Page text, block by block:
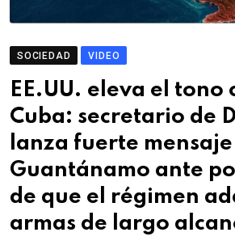
SOCIEDAD VIDEO
EE.UU. eleva el tono
Cuba: secretario de
lanza fuerte
Guantánamo ante
de que el régimen
armas de largo